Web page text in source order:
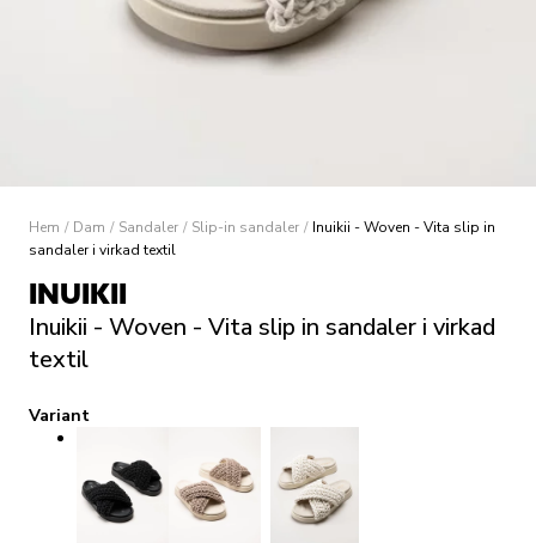
Hem / Dam / Sandaler / Slip-in sandaler / Inuikii - Woven - Vita slip in
sandaler i virkad textil
INUIKII
Inuikii - Woven - Vita slip in sandaler i virkad
textil
Variant